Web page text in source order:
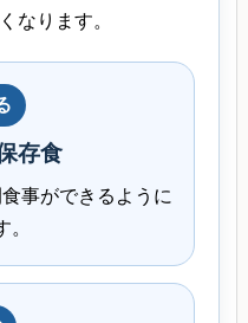
なります。
存食
事ができるように
。